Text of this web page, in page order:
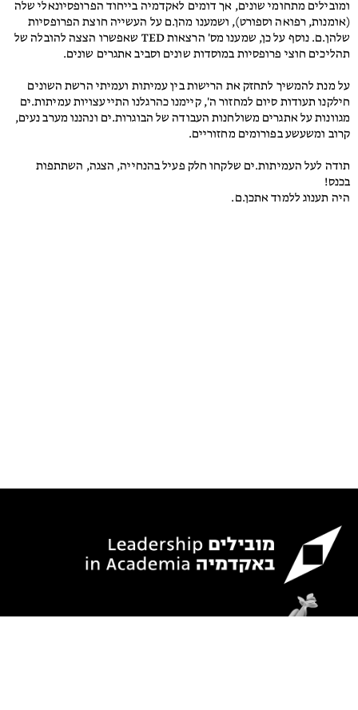
ומובילים מתחומי שונים, אך דומים לאקדמיה בייחוד הפרופסיונאלי שלה
(אומנות, רפואה וספורט), ושמענו מהן.ם על העשייה חוצת הפרופסיות
שלהן.ם. נוסף על כן, שמענו מס' הרצאות TED שאפשרו הצצה להובלה של
תהליכים חוצי פרופסיות במוסדות שונים וסביב אתגרים שונים.
על מנת להמשיך לתחזק את הרישות בין עמיתות ועמיתי הרשת השונים
חילקנו תעודות סיום למחזור ה', קיימנו כהרגלנו התייעצויות עמיתות.ים
מגוונות על אתגרים משולחנות העבודה של הבוגרות.ים ונהננו מערב נעים,
קרוב ומשעשע בפורומים מחזוריים.
תודה לעל העמיתות.ים שלקחו חלק פעיל בהנחייה, הצגה, השתתפות
בכנס!
היה תענוג ללמוד אתכן.ם.